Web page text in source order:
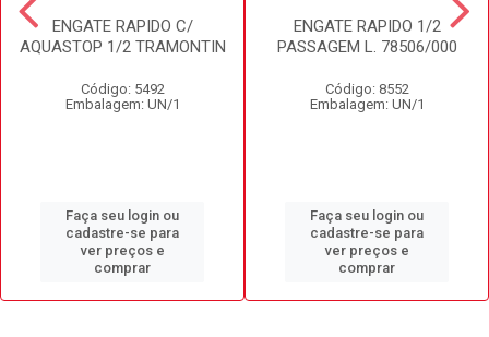
ENGATE RAPIDO C/
AQUASTOP 1/2 TRAMONTIN
Código: 5492
Embalagem: UN/1
Faça seu login ou
cadastre-se para
ver preços e
comprar
ENGATE RAPIDO 1/2
PASSAGEM L. 78506/000
Código: 8552
Embalagem: UN/1
Faça seu login ou
cadastre-se para
ver preços e
comprar